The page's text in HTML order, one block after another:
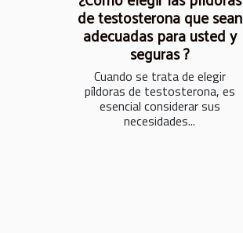
de testosterona que sean
adecuadas para usted y
seguras ?
Cuando se trata de elegir
píldoras de testosterona, es
esencial considerar sus
necesidades...